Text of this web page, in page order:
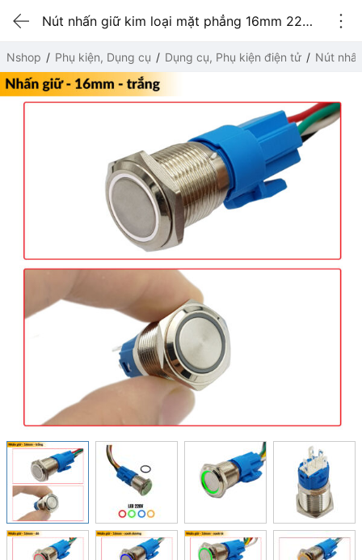
Nút nhấn giữ kim loại mặt phẳng 16mm 220V màu trắng
Nshop Phụ kiện, Dụng cụ Dụng cụ, Phụ kiện điện tử Nút